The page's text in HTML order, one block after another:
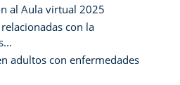
al Aula virtual 2025
con la
adultos con enfermedades